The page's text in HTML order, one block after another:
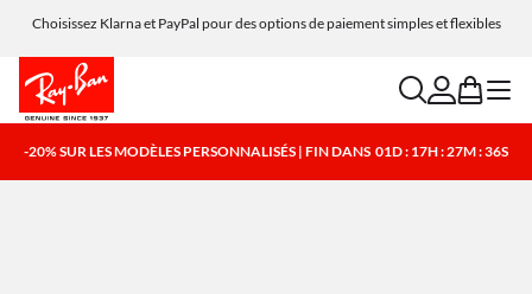
Choisissez Klarna et PayPal pour des options de paiement simples et flexibles
searchaccount
bag menu
-20% SUR LES MODÈLES PERSONNALISÉS | FIN DANS 01D : 17H : 27M : 36S